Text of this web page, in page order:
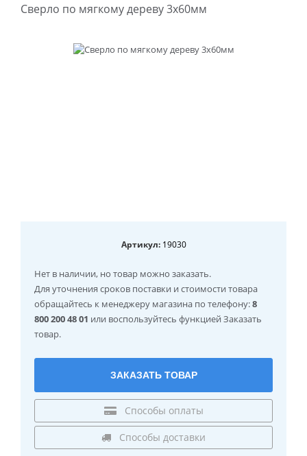
Сверло по мягкому дереву 3х60мм
Артикул:19030
Нет в наличии, но товар можно заказать.
Для уточнения сроков поставки и стоимости товара
обращайтесь к менеджеру магазина по телефону:8
800 200 48 01 или воспользуйтесь функцией Заказать
товар.
ЗАКАЗАТЬ ТОВАР
Способы оплаты
Способы доставки